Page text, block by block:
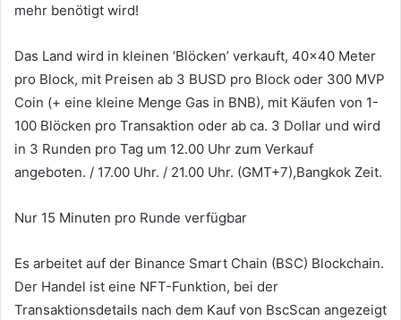
mehr benötigt wird!
Das Land wird in kleinen ‘Blöcken’ verkauft, 40×40 Meter
pro Block, mit Preisen ab 3 BUSD pro Block oder 300 MVP
Coin (+ eine kleine Menge Gas in BNB), mit Käufen von 1-
100 Blöcken pro Transaktion oder ab ca. 3 Dollar und wird
in 3 Runden pro Tag um 12.00 Uhr zum Verkauf
angeboten. / 17.00 Uhr. / 21.00 Uhr. (GMT+7),Bangkok Zeit.
Nur 15 Minuten pro Runde verfügbar
Es arbeitet auf der Binance Smart Chain (BSC) Blockchain.
Der Handel ist eine NFT-Funktion, bei der
Transaktionsdetails nach dem Kauf von BscScan angezeigt